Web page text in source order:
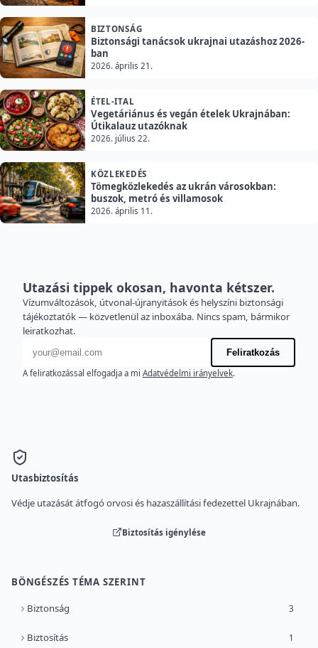
BIZTONSÁG
Biztonsági tanácsok ukrajnai utazáshoz 2026-
ban
2026. április 21.
ÉTEL-ITAL
Vegetáriánus és vegán ételek Ukrajnában:
Útikalauz utazóknak
2026. július 22.
KÖZLEKEDÉS
Tömegközlekedés az ukrán városokban:
buszok, metró és villamosok
2026. április 11.
Utazási tippek okosan, havonta kétszer.
Vízumváltozások, útvonal-újranyitások és helyszíni biztonsági
tájékoztatók — közvetlenül az inboxába. Nincs spam, bármikor
leiratkozhat.
E-mail cím
Feliratkozás
A feliratkozással elfogadja a mi Adatvédelmi irányelvek.
Utasbiztosítás
Védje utazását átfogó orvosi és hazaszállítási fedezettel Ukrajnában.
Biztosítás igénylése
BÖNGÉSZÉS TÉMA SZERINT
Biztonság 3
Biztosítás 1